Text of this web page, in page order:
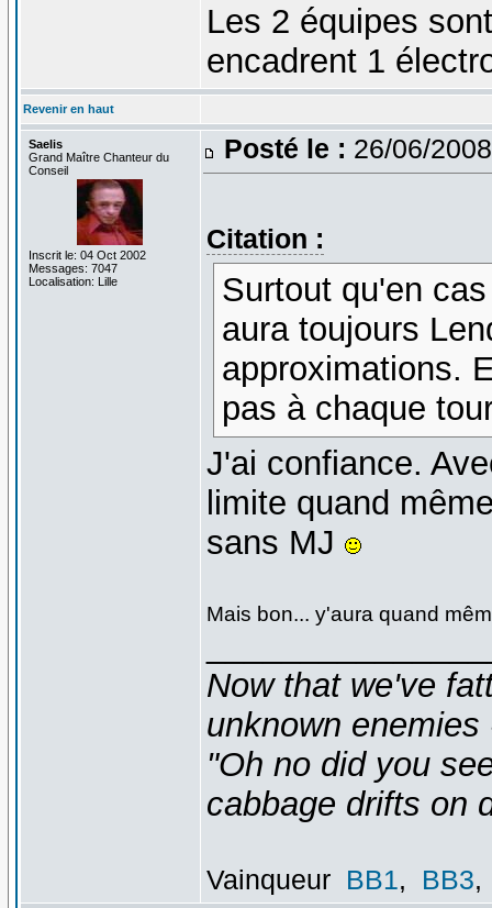
Les 2 équipes
encadrent 1
Revenir en haut
Saelis
Grand Maître Chanteur du
Conseil
Inscrit le: 04 Oct 2002
Messages: 7047
Localisation: Lille
Posté le : 26/06/
Citation :
Surtout qu'en
aura toujours
approximations.
pas à chaque
J'ai confiance.
limite quand
sans MJ
Mais bon... y'aura quand
Now that we've
unknown
"Oh no did you
cabbage drifts on
Vainqueur BB1, BB3,